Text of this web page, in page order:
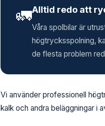
🚛Alltid redo att
Våra spolbilar är
högtrycksspolning,
de flesta problem
Vi använder professionell
kalk och andra beläggningar i